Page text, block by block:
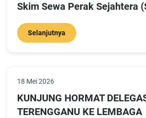
Skim Sewa Perak Sejahtera
Selanjutnya
18 Mei 2026
KUNJUNG HORMAT
TERENGGANU KE LEMBAGA